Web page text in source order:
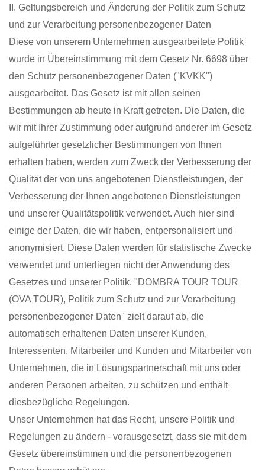
II. Geltungsbereich und Änderung der Politik zum Schutz
und zur Verarbeitung personenbezogener Daten
Diese von unserem Unternehmen ausgearbeitete Politik
wurde in Übereinstimmung mit dem Gesetz Nr. 6698 über
den Schutz personenbezogener Daten ("KVKK")
ausgearbeitet. Das Gesetz ist mit allen seinen
Bestimmungen ab heute in Kraft getreten. Die Daten, die
wir mit Ihrer Zustimmung oder aufgrund anderer im Gesetz
aufgeführter gesetzlicher Bestimmungen von Ihnen
erhalten haben, werden zum Zweck der Verbesserung der
Qualität der von uns angebotenen Dienstleistungen, der
Verbesserung der Ihnen angebotenen Dienstleistungen
und unserer Qualitätspolitik verwendet. Auch hier sind
einige der Daten, die wir haben, entpersonalisiert und
anonymisiert. Diese Daten werden für statistische Zwecke
verwendet und unterliegen nicht der Anwendung des
Gesetzes und unserer Politik. "DOMBRA TOUR TOUR
(OVA TOUR), Politik zum Schutz und zur Verarbeitung
personenbezogener Daten" zielt darauf ab, die
automatisch erhaltenen Daten unserer Kunden,
Interessenten, Mitarbeiter und Kunden und Mitarbeiter von
Unternehmen, die in Lösungspartnerschaft mit uns oder
anderen Personen arbeiten, zu schützen und enthält
diesbezügliche Regelungen.
Unser Unternehmen hat das Recht, unsere Politik und
Regelungen zu ändern - vorausgesetzt, dass sie mit dem
Gesetz übereinstimmen und die personenbezogenen